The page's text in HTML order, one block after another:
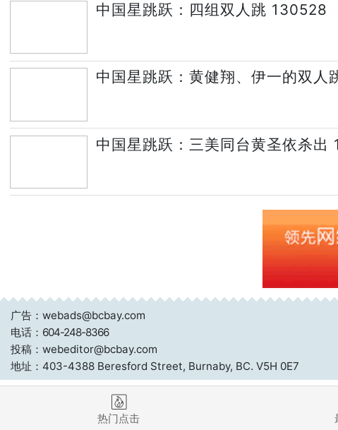
中国星跳跃：四组双人跳 130528
中国星跳跃：黄健翔、伊一的双人
中国星跳跃：三美同台黄圣依杀出
广告：webads@bcbay.com
电话： 604-248-8366
投稿：webeditor@bcbay.com
地址：403-4388 Beresford Street, Burnaby, BC. V5H 0E7
热门点击